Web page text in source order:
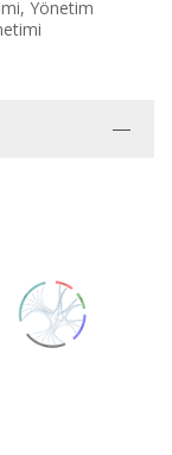
Yönetim